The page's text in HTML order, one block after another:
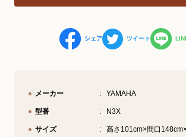
シェア ツイート
メーカー YAMAHA
型番 N3X
サイズ 高さ101cm×間口